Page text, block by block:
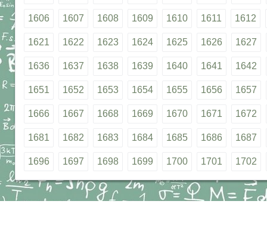
1606 1607 1608 1609 1610 1611 1612
1621 1622 1623 1624 1625 1626 1627
1636 1637 1638 1639 1640 1641 1642
1651 1652 1653 1654 1655 1656 1657
1666 1667 1668 1669 1670 1671 1672
1681 1682 1683 1684 1685 1686 1687
1696 1697 1698 1699 1700 1701 1702